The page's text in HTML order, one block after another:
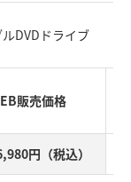
DVDドライブ
販売価格
円（税込）